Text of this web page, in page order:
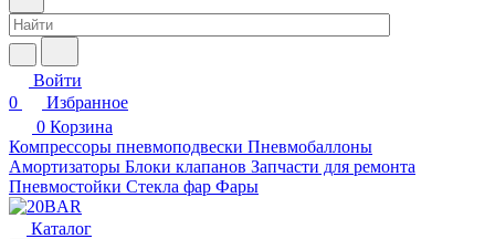
Войти
0
Избранное
0 Корзина
Компрессоры пневмоподвески Пневмобаллоны
Амортизаторы Блоки клапанов Запчасти для ремонта
Пневмостойки Стекла фар Фары
Каталог